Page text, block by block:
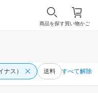
買い物かご
商品を探す
ナス） 送料 すべて解除